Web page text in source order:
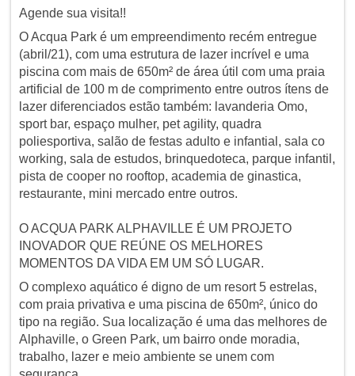
Agende sua visita!!
O Acqua Park é um empreendimento recém entregue
(abril/21), com uma estrutura de lazer incrível e uma
piscina com mais de 650m² de área útil com uma praia
artificial de 100 m de comprimento entre outros ítens de
lazer diferenciados estão também: lavanderia Omo,
sport bar, espaço mulher, pet agility, quadra
poliesportiva, salão de festas adulto e infantial, sala co
working, sala de estudos, brinquedoteca, parque infantil,
pista de cooper no rooftop, academia de ginastica,
restaurante, mini mercado entre outros.
O ACQUA PARK ALPHAVILLE É UM PROJETO
INOVADOR QUE REÚNE OS MELHORES
MOMENTOS DA VIDA EM UM SÓ LUGAR.
O complexo aquático é digno de um resort 5 estrelas,
com praia privativa e uma piscina de 650m², único do
tipo na região. Sua localização é uma das melhores de
Alphaville, o Green Park, um bairro onde moradia,
trabalho, lazer e meio ambiente se unem com